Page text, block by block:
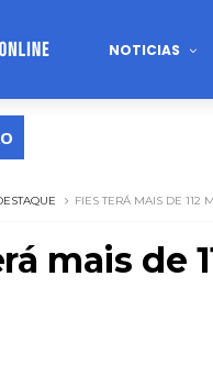
NOTICIAS
FIES TERÁ MAIS DE 112
mais de